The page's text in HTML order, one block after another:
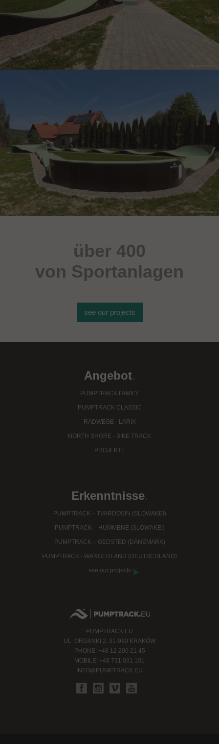
über 400
von Sportanlagen
see our projects
Angebot.
PUMPTRACK FAMILY
PUMPTRACK CLASSIC
RADWEGE - LARIX
NORTH SHORE - BIKE TRACK
PROJEKTE
Erkenntnisse.
PUMPTRACK – TVARDOSIN (SLOWAKEI)
PUMPTRACK – HUMMENE (SLOWAKEI)
PUMPTRACK – GEDSTED (DÄNEMARK)
PUMPTRACK - WANGERLAND (DEUTSCHLAND)
see our projects
PUMPTRACK.EU
UL. ORGANKI 2, 31-990 KRAKÓW
PHONE: +48 12 200 21 45
MOBILE: +48 731 031 101
INFO@PUMPTRACK.EU